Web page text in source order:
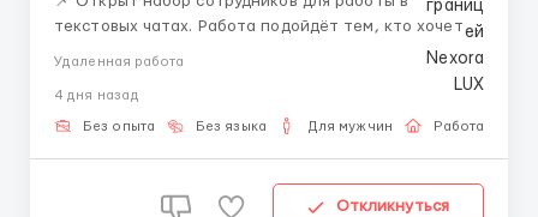
текстовых чатах. Работа подойдёт тем, кто хочет
работать удалённо и развиваться в сфере онлайн-
переписку — отвечать на сообщения —
сопровождать клиентов — работать с внутренней
Удаленная работа
4 дня назад
Без опыта Без языка Для мужчин Работа
Откликнуться